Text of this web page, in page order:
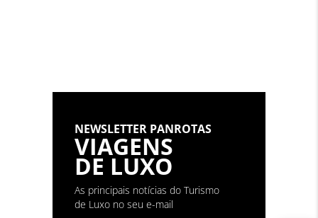
NEWSLETTER PANROTAS
VIAGENS
DE LUXO
As principais notícias do Turismo
de Luxo no seu e-mail